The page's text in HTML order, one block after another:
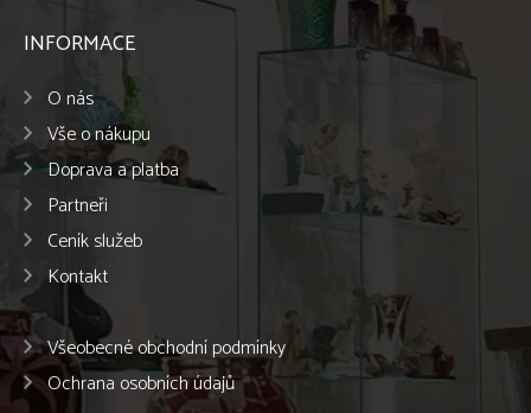
INFORMACE
O nás
Vše o nákupu
Doprava a platba
Partneři
Ceník služeb
Kontakt
Všeobecné obchodní podmínky
Ochrana osobních údajů